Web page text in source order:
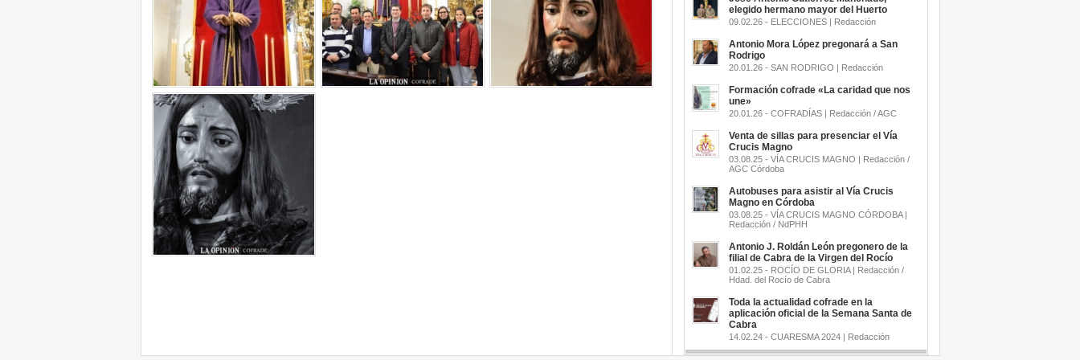
elegido hermano mayor del Huerto
09.02.26 - ELECCIONES | Redacción
Antonio Mora López pregonará a San
Rodrigo
20.01.26 - SAN RODRIGO | Redacción
Formación cofrade «La caridad que nos
une»
20.01.26 - COFRADÍAS | Redacción / AGC
Venta de sillas para presenciar el Vía
Crucis Magno
03.08.25 - VÍA CRUCIS MAGNO | Redacción /
AGC Córdoba
Autobuses para asistir al Vía Crucis
Magno en Córdoba
03.08.25 - VÍA CRUCIS MAGNO CÓRDOBA |
Redacción / NdPHH
Antonio J. Roldán León pregonero de la
filial de Cabra de la Virgen del Rocío
01.02.25 - ROCÍO DE GLORIA | Redacción /
Hdad. del Rocío de Cabra
Toda la actualidad cofrade en la
aplicación oficial de la Semana Santa de
Cabra
14.02.24 - CUARESMA 2024 | Redacción